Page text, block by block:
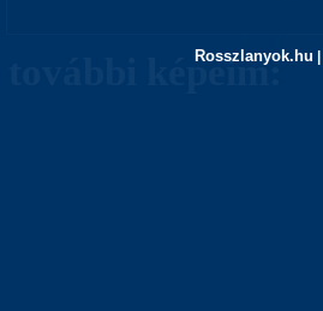
Rosszlanyok.hu
további képeim: